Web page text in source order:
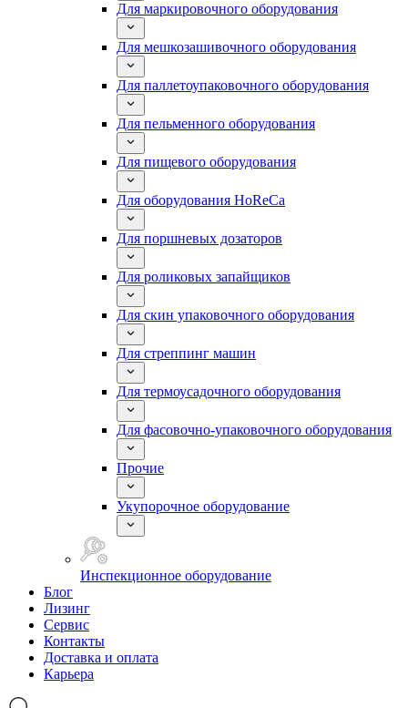
Для маркировочного оборудования
Для мешкозашивочного оборудования
Для паллетоупаковочного оборудования
Для пельменного оборудования
Для пищевого оборудования
Для оборудования HoReCa
Для поршневых дозаторов
Для роликовых запайщиков
Для скин упаковочного оборудования
Для стреппинг машин
Для термоусадочного оборудования
Для фасовочно-упаковочного оборудования
Прочие
Укупорочное оборудование
Инспекционное оборудование
Блог
Лизинг
Сервис
Контакты
Доставка и оплата
Карьера